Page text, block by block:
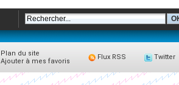
Plan du site
Ajouter à mes favoris
Flux RSS Twitter